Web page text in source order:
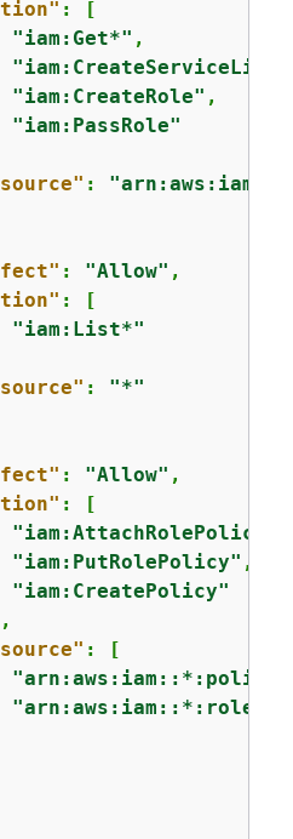
: [
"iam:Get*" ,
"iam:CreateRole" ,
"iam:PassRole"
:
: "Allow" ,
: [
"iam:List*"
: "*"
: "Allow" ,
: [
"iam:AttachRolePolicy"
"iam:PutRolePolicy" ,
"iam:CreatePolicy"
: [
"arn:aws:iam::*:role/